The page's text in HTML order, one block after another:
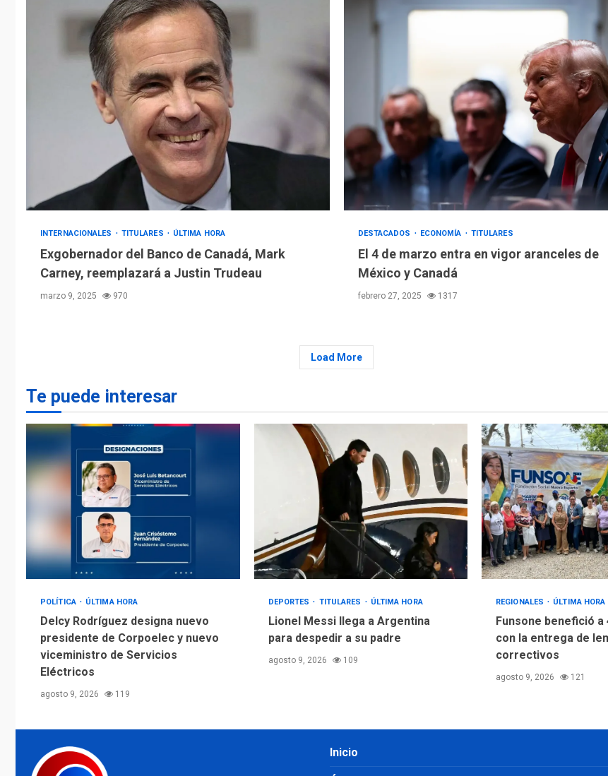
INTERNACIONALES TITULARES ÚLTIMA HORA
Exgobernador del Banco de Canadá, Mark
Carney, reemplazará a Justin Trudeau
marzo 9, 2025 970
DESTACADOS ECONOMÍA TITULARES
El 4 de marzo entra en vigor aranceles de
México y Canadá
febrero 27, 2025 1317
Load More
Te puede interesar
POLÍTICA ÚLTIMA HORA
Delcy Rodríguez designa nuevo
presidente de Corpoelec y nuevo
viceministro de Servicios
Eléctricos
agosto 9, 2026 119
DEPORTES TITULARES ÚLTIMA HORA
Lionel Messi llega a Argentina
para despedir a su padre
agosto 9, 2026 109
REGIONALES ÚLTIMA HORA
Funsone benefició a
con la entrega de
correctivos
agosto 9, 2026 121
Inicio